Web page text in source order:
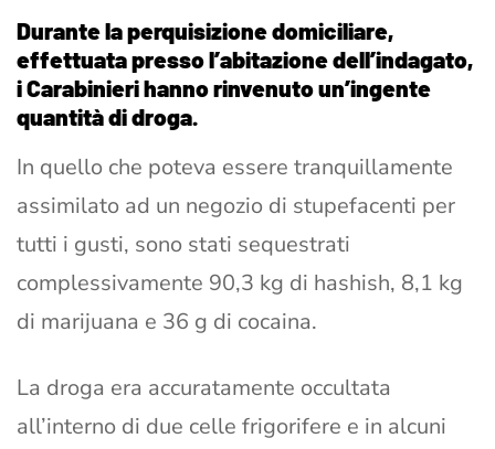
Durante la perquisizione domiciliare,
effettuata presso l’abitazione dell’indagato,
i Carabinieri hanno rinvenuto un’ingente
quantità di droga.
In quello che poteva essere tranquillamente
assimilato ad un negozio di stupefacenti per
tutti i gusti, sono stati sequestrati
complessivamente 90,3 kg di hashish, 8,1 kg
di marijuana e 36 g di cocaina.
La droga era accuratamente occultata
all’interno di due celle frigorifere e in alcuni